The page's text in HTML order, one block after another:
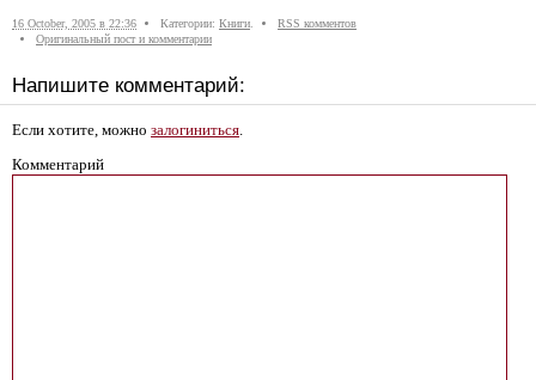
16 October, 2005 в 22:36 Категории: Книги.
RSS комментов
Оригинальный пост и комментарии
Напишите комментарий:
Если хотите, можно залогиниться.
Комментарий